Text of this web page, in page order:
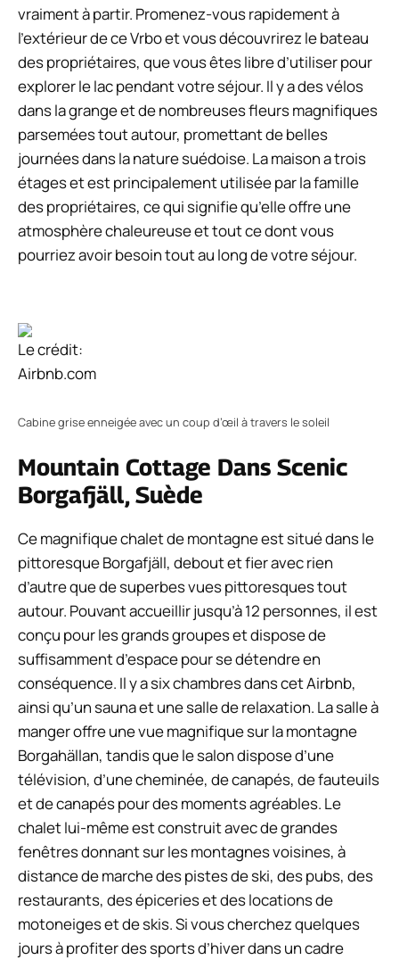
vraiment à partir. Promenez-vous rapidement à
l’extérieur de ce Vrbo et vous découvrirez le bateau
des propriétaires, que vous êtes libre d’utiliser pour
explorer le lac pendant votre séjour. Il y a des vélos
dans la grange et de nombreuses fleurs magnifiques
parsemées tout autour, promettant de belles
journées dans la nature suédoise. La maison a trois
étages et est principalement utilisée par la famille
des propriétaires, ce qui signifie qu’elle offre une
atmosphère chaleureuse et tout ce dont vous
pourriez avoir besoin tout au long de votre séjour.
Le crédit:
Airbnb.com
Cabine grise enneigée avec un coup d’œil à travers le soleil
Mountain Cottage Dans Scenic
Borgafjäll, Suède
Ce magnifique chalet de montagne est situé dans le
pittoresque Borgafjäll, debout et fier avec rien
d’autre que de superbes vues pittoresques tout
autour. Pouvant accueillir jusqu’à 12 personnes, il est
conçu pour les grands groupes et dispose de
suffisamment d’espace pour se détendre en
conséquence. Il y a six chambres dans cet Airbnb,
ainsi qu’un sauna et une salle de relaxation. La salle à
manger offre une vue magnifique sur la montagne
Borgahällan, tandis que le salon dispose d’une
télévision, d’une cheminée, de canapés, de fauteuils
et de canapés pour des moments agréables. Le
chalet lui-même est construit avec de grandes
fenêtres donnant sur les montagnes voisines, à
distance de marche des pistes de ski, des pubs, des
restaurants, des épiceries et des locations de
motoneiges et de skis. Si vous cherchez quelques
jours à profiter des sports d’hiver dans un cadre